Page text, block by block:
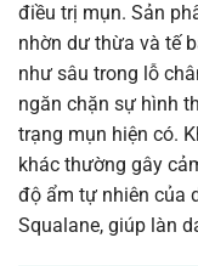
điều trị mụn. Sản
nhờn dư thừa và tế
như sâu trong lỗ
ngăn chặn sự hình
trạng mụn hiện có.
khác thường gây
độ ẩm tự nhiên của
Squalane, giúp làn